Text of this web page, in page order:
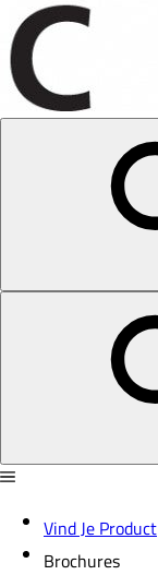
Vind Je Product
Brochures